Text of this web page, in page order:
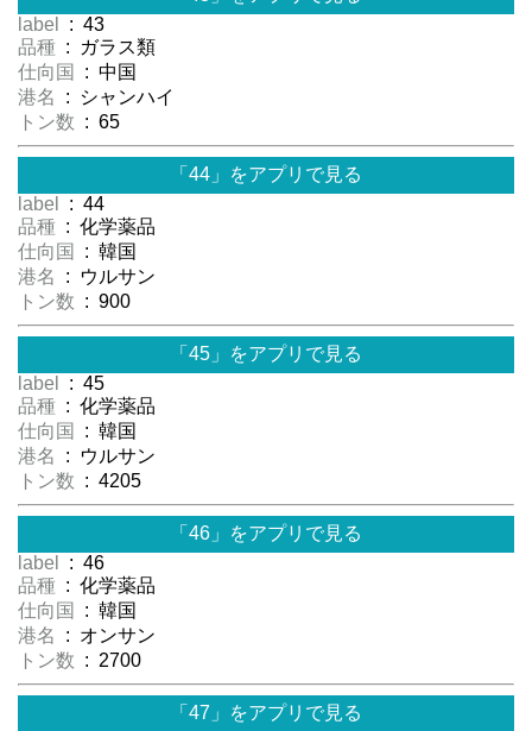
label
: 43
品種 : ガラス類
仕向国
: 中国
港名
: シャンハイ
トン数 : 65
「44」をアプリで見る
label
: 44
品種 : 化学薬品
仕向国
: 韓国
港名
: ウルサン
トン数 : 900
「45」をアプリで見る
label
: 45
品種 : 化学薬品
仕向国
: 韓国
港名
: ウルサン
トン数 : 4205
「46」をアプリで見る
label
: 46
品種 : 化学薬品
仕向国
: 韓国
港名
: オンサン
トン数 : 2700
「47」をアプリで見る